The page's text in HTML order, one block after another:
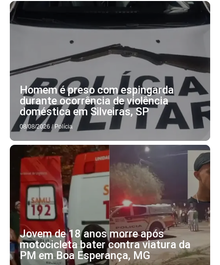
Homem é preso com espingarda
durante ocorrência de violência
doméstica em Silveiras, SP
08/08/2026 / Polícia
Jovem de 18 anos morre após
motocicleta bater contra viatura da
PM em Boa Esperança, MG